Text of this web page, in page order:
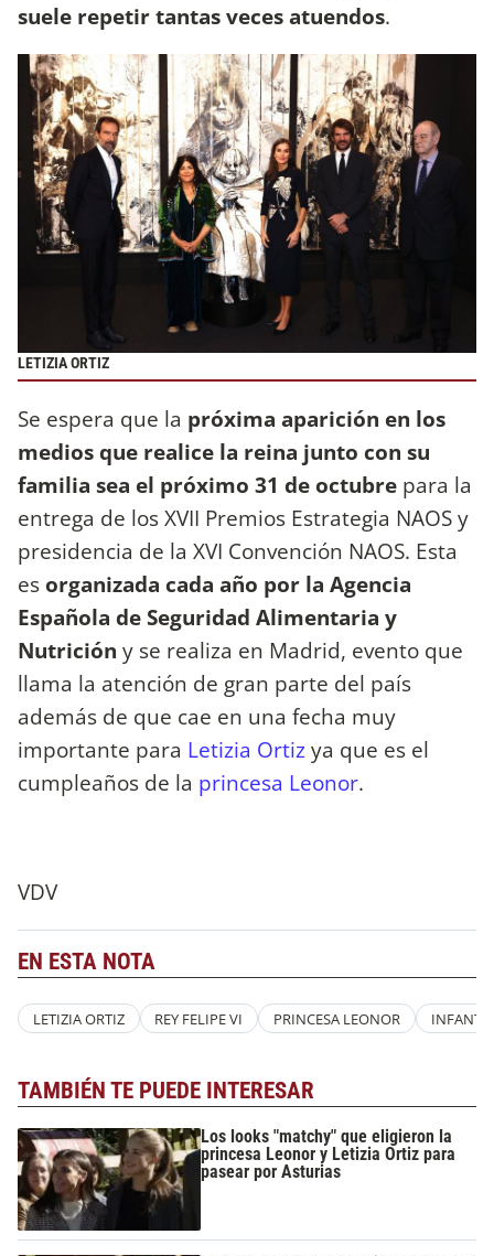
suele repetir tantas veces atuendos.
LETIZIA ORTIZ
Se espera que la próxima aparición en los
medios que realice la reina junto con su
familia sea el próximo 31 de octubre para la
entrega de los XVII Premios Estrategia NAOS y
presidencia de la XVI Convención NAOS. Esta
es organizada cada año por la Agencia
Española de Seguridad Alimentaria y
Nutrición y se realiza en Madrid, evento que
llama la atención de gran parte del país
además de que cae en una fecha muy
importante para Letizia Ortizya que es el
cumpleaños de la princesa Leonor.
VDV
EN ESTA NOTA
LETIZIA ORTIZ REY FELIPE VI PRINCESA LEONOR INFANTA
TAMBIÉN TE PUEDE INTERESAR
Los looks "matchy" que eligieron la
princesa Leonor y Letizia Ortiz para
pasear por Asturias